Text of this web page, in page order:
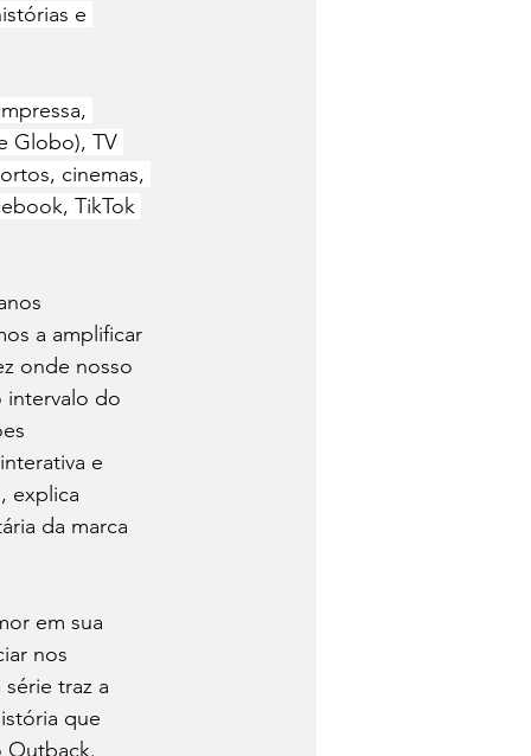
e
Globo), TV
cinemas,
TikTok
a amplificar
onde nosso
intervalo do
e
explica
da marca
em sua
nos
traz a
que
Outback.